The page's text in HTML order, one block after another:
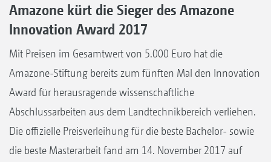
Amazone kürt die Sieger des Amazone
Innovation Award 2017
Mit Preisen im Gesamtwert von 5.000 Euro hat die
Amazone-Stiftung bereits zum fünften Mal den Innovation
Award für herausragende wissenschaftliche
Abschlussarbeiten aus dem Landtechnikbereich verliehen.
Die offizielle Preisverleihung für die beste Bachelor- sowie
die beste Masterarbeit fand am 14. November 2017 auf